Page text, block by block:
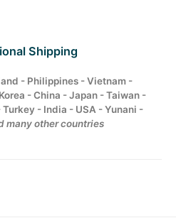
Shipping
- Philippines - Vietnam -
- China - Japan - Taiwan -
- India - USA - Yunani -
many other countries